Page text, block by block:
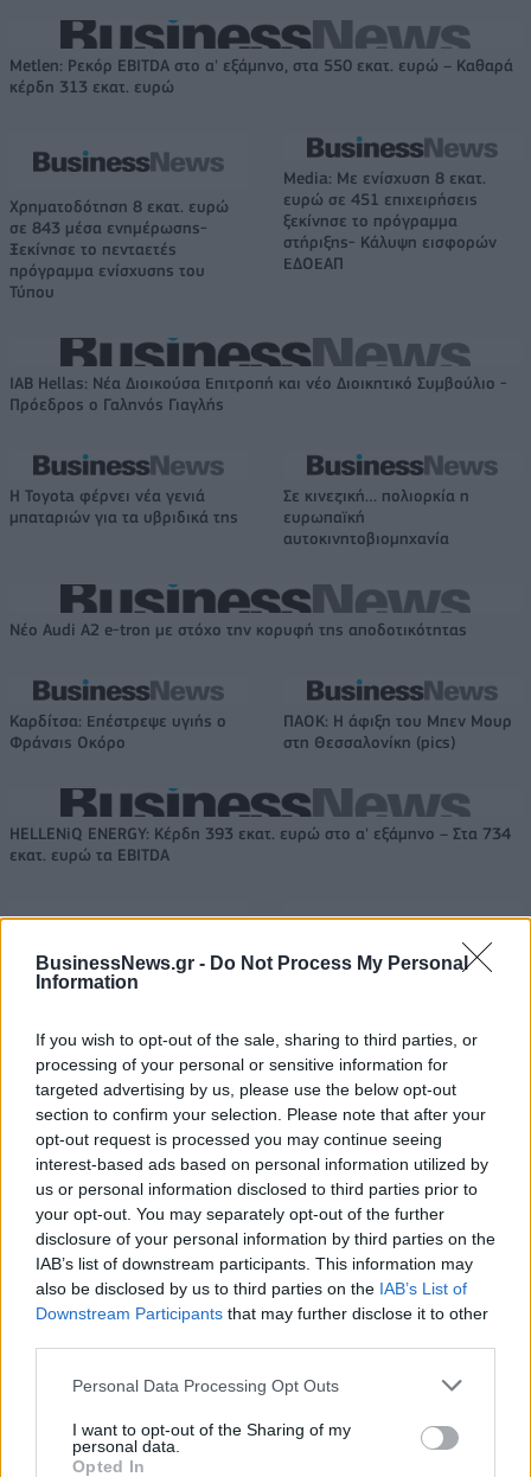
BusinessNews.gr - Do Not Process My Personal
Information
If you wish to opt-out of the sale, sharing to third parties, or
processing of your personal or sensitive information for
targeted advertising by us, please use the below opt-out
section to confirm your selection. Please note that after your
opt-out request is processed you may continue seeing
interest-based ads based on personal information utilized by
us or personal information disclosed to third parties prior to
your opt-out. You may separately opt-out of the further
disclosure of your personal information by third parties on the
IAB’s list of downstream participants. This information may
also be disclosed by us to third parties on the IAB’s List of
Downstream Participants that may further disclose it to other
Personal Data Processing Opt Outs
I want to opt-out of the Sharing of my
personal data.
Opted In
Metlen: Ρεκόρ EBITDA στο α' εξάμηνο, στα 550 εκατ. ευρώ – Καθαρά
κέρδη 313 εκατ. ευρώ
Χρηματοδότηση 8 εκατ. ευρώ
σε 843 μέσα ενημέρωσης-
Ξεκίνησε το πενταετές
πρόγραμμα ενίσχυσης του
Τύπου
Media: Με ενίσχυση 8 εκατ.
ευρώ σε 451 επιχειρήσεις
ξεκίνησε το πρόγραμμα
στήριξης- Κάλυψη εισφορών
ΕΔΟΕΑΠ
IAB Hellas: Νέα Διοικούσα Επιτροπή και νέο Διοικητικό Συμβούλιο -
Πρόεδρος ο Γαληνός Γιαγλής
Η Toyota φέρνει νέα γενιά
μπαταριών για τα υβριδικά της
Σε κινεζική… πολιορκία η
ευρωπαϊκή
αυτοκινητοβιομηχανία
Νέο Audi A2 e-tron με στόχο την κορυφή της αποδοτικότητας
Καρδίτσα: Επέστρεψε υγιής ο
Φράνσις Οκόρο
ΠΑΟΚ: Η άφιξη του Μπεν Μουρ
στη Θεσσαλονίκη (pics)
HELLENiQ ENERGY: Κέρδη 393 εκατ. ευρώ στο α' εξάμηνο – Στα 734
εκατ. ευρώ τα EBITDA
ΣΤΑΣΥ: 29,4 χλμ. νέων
μεγαλύτερο έργο αναβάθμισης
Τ. Θεοδωρικάκος:
νέο αναπτυξιακό καθεστώς για
την Άμυνα»
Η Chery επενδύει 75 εκατ. δολάρια στην KG Mobility
Το FIAT 500 Hybrid τώρα από
18.990 ευρώ
18η συνεχόμενη χρονιά για τον
ΟΤΕ στη διεθνή σειρά δεικτών
FTSE4Good
Alpha Bank: Για πρώτη φορά το Αρχαίο Θέατρο Επιδαύρου άνοιξε τις
πύλες του σε όλους